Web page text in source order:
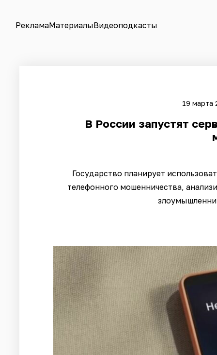
РекламаМатериалыВидеоподкасты
19 марта
В России запустят
Государство планирует
телефонного мошенничества,